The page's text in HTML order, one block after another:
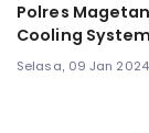
Polres
Cooling
Selasa, 09 Jan 2024